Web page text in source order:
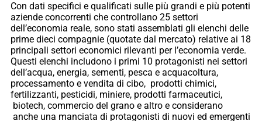
Con dati specifici e qualificati sulle più grandi e più potenti
aziende concorrenti che controllano 25 settori
dell’economia reale, sono stati assemblati gli elenchi delle
prime dieci compagnie (quotate dal mercato) relative ai 18
principali settori economici rilevanti per l’economia verde.
Questi elenchi includono i primi 10 protagonisti nei settori
dell’acqua, energia, sementi, pesca e acquacoltura,
processamento e vendita di cibo, prodotti chimici,
fertilizzanti, pesticidi, miniere, prodotti farmaceutici,
biotech, commercio del grano e altro e considerano
anche una manciata di protagonisti di nuovi ed emergenti